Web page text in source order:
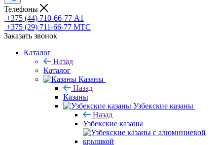
Телефоны
+375 (44) 710-66-77 А1
+375 (29) 711-66-77 МТС
Заказать звонок
Каталог
Назад
Каталог
Казаны
Назад
Казаны
Узбекские казаны
Назад
Узбекские казаны